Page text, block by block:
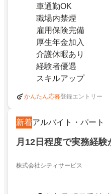
車通勤OK
職場内禁煙
雇用保険完備
厚生年金加入
介護休暇あり
経験者優遇
スキルアップ
かんたん応募登録エントリー
新着アルバイト・パート
月12日程度で実務経
株式会社シティサービス